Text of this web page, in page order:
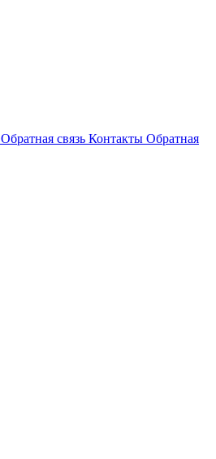
Обратная связь Контакты Обратная